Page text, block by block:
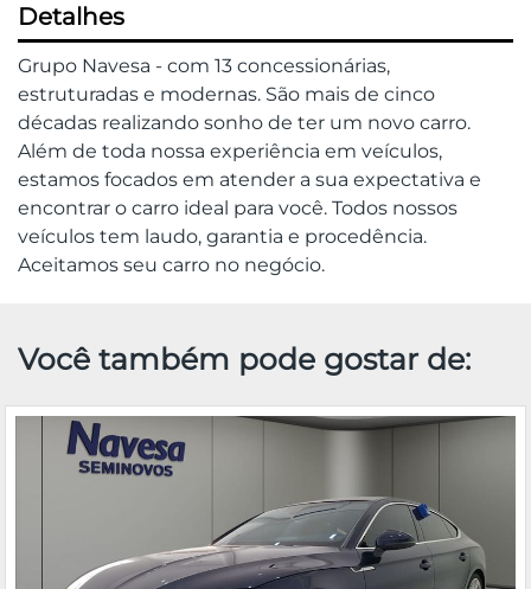
Detalhes
Grupo Navesa - com 13 concessionárias,
estruturadas e modernas. São mais de cinco
décadas realizando sonho de ter um novo carro.
Além de toda nossa experiência em veículos,
estamos focados em atender a sua expectativa e
encontrar o carro ideal para você. Todos nossos
veículos tem laudo, garantia e procedência.
Aceitamos seu carro no negócio.
Você também pode gostar de: